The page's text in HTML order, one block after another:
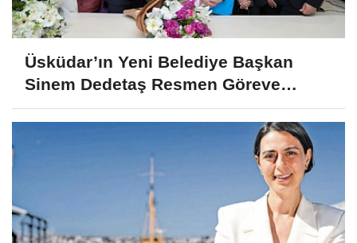
Üsküdar’ın Yeni Belediye Başkan
Sinem Dedetaş Resmen Göreve
Başladı